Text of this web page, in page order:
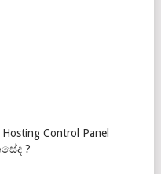
Control Panel
?